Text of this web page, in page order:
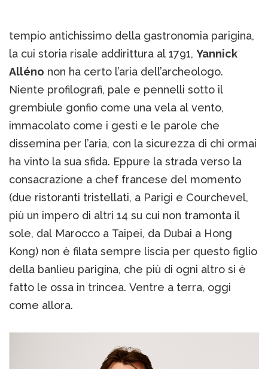
tempio antichissimo della gastronomia parigina,
la cui storia risale addirittura al 1791, Yannick
Alléno non ha certo l’aria dell’archeologo.
Niente profilografi, pale e pennelli sotto il
grembiule gonfio come una vela al vento,
immacolato come i gesti e le parole che
dissemina per l’aria, con la sicurezza di chi ormai
ha vinto la sua sfida. Eppure la strada verso la
consacrazione a chef francese del momento
(due ristoranti tristellati, a Parigi e Courchevel,
più un impero di altri 14 su cui non tramonta il
sole, dal Marocco a Taipei, da Dubai a Hong
Kong) non è filata sempre liscia per questo figlio
della banlieu parigina, che più di ogni altro si è
fatto le ossa in trincea. Ventre a terra, oggi
come allora.